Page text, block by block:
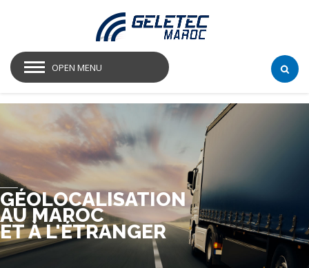
OPEN MENU
ET À L'ÉTRANGER
AU MAROC
GÉOLOCALISATION